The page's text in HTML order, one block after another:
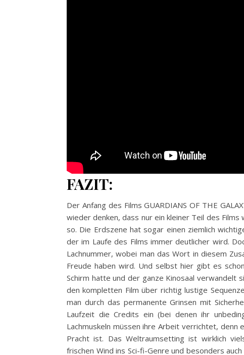
FAZIT:
Der Anfang des Films GUARDIANS OF THE
wieder denken, dass nur ein kleiner Teil des
so. Die Erdszene hat sogar einen ziemlich
der im Laufe des Films immer deutlicher wird.
Lachnummer, wobei man das Wort in diesem
Freude haben wird. Und selbst hier gibt es
Schirm hatte und der ganze Kinosaal verwandelt
den kompletten Film über richtig lustige
man durch das permanente Grinsen mit
Laufzeit die Credits ein (bei denen ihr
Lachmuskeln müssen ihre Arbeit verrichtet,
Pracht ist. Das Weltraumsetting ist wirklich
frischen Wind ins Sci-fi-Genre und besonders